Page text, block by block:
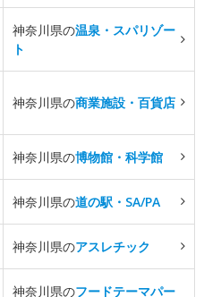
神奈川県の温泉・スパリゾー
ト
神奈川県の商業施設・百貨店
神奈川県の博物館・科学館
神奈川県の道の駅・SA/PA
神奈川県のアスレチック
神奈川県のフードテーマパー